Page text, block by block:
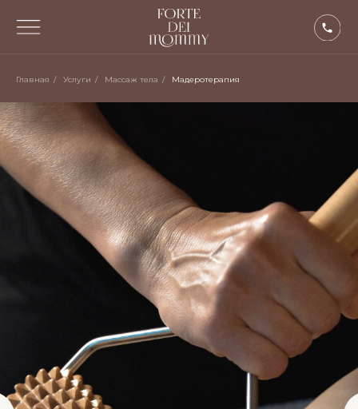
Главная / Услуги / Массаж тела / Мадеротерапия